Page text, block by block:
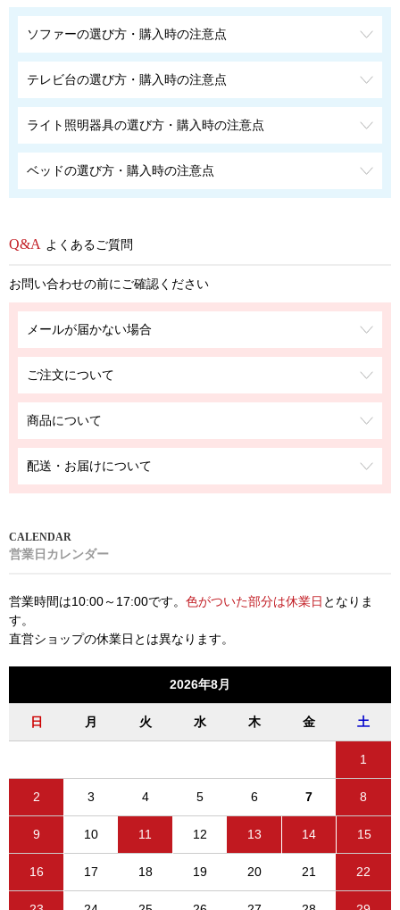
ソファーの選び方・購入時の注意点
テレビ台の選び方・購入時の注意点
ライト照明器具の選び方・購入時の注意点
ベッドの選び方・購入時の注意点
よくあるご質問
お問い合わせの前にご確認ください
メールが届かない場合
ご注文について
商品について
配送・お届けについて
営業日カレンダー
営業時間は10:00～17:00です。 色がついた部分は休業日 となりま
す。
直営ショップの休業日とは異なります。
2026年8月
日 月 火 水 木 金 土
1
2 3 4 5 6 7 8
9 10 11 12 13 14 15
16 17 18 19 20 21 22